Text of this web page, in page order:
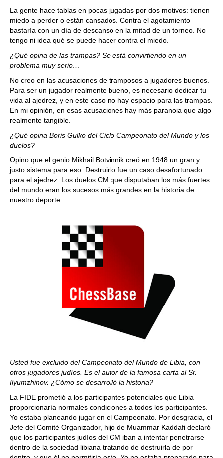
La gente hace tablas en pocas jugadas por dos motivos: tienen
miedo a perder o están cansados. Contra el agotamiento
bastaría con un día de descanso en la mitad de un torneo. No
tengo ni idea qué se puede hacer contra el miedo.
¿Qué opina de las trampas? Se está convirtiendo en un
problema muy serio…
No creo en las acusaciones de tramposos a jugadores buenos.
Para ser un jugador realmente bueno, es necesario dedicar tu
vida al ajedrez, y en este caso no hay espacio para las trampas.
En mi opinión, en esas acusaciones hay más paranoia que algo
realmente tangible.
¿Qué opina Boris Gulko del Ciclo Campeonato del Mundo y los
duelos?
Opino que el genio Mikhail Botvinnik creó en 1948 un gran y
justo sistema para eso. Destruirlo fue un caso desafortunado
para el ajedrez. Los duelos CM que disputaban los más fuertes
del mundo eran los sucesos más grandes en la historia de
nuestro deporte.
Usted fue excluido del Campeonato del Mundo de Libia, con
otros jugadores judíos. Es el autor de la famosa carta al Sr.
Ilyumzhinov. ¿Cómo se desarrolló la historia?
La FIDE prometió a los participantes potenciales que Libia
proporcionaría normales condiciones a todos los participantes.
Yo estaba planeando jugar en el Campeonato. Por desgracia, el
Jefe del Comité Organizador, hijo de Muammar Kaddafi declaró
que los participantes judíos del CM iban a intentar penetrarse
dentro de la sociedad libiana tratando de destruirla de por